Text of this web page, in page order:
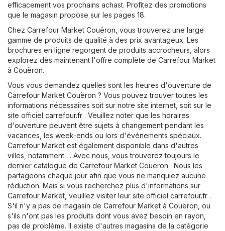
efficacement vos prochains achast. Profitez des promotions
que le magasin propose sur les pages 18.
Chez Carrefour Market Couëron, vous trouverez une large
gamme de produits de qualité à des prix avantageux. Les
brochures en ligne regorgent de produits accrocheurs, alors
explorez dès maintenant l'offre complète de Carrefour Market
à Couëron.
Vous vous demandez quelles sont les heures d'ouverture de
Carrefour Market Couëron ? Vous pouvez trouver toutes les
informations nécessaires soit sur notre site internet, soit sur le
site officiel carrefour.fr . Veuillez noter que les horaires
d'ouverture peuvent être sujets à changement pendant les
vacances, les week-ends ou lors d'événements spéciaux.
Carrefour Market est également disponible dans d'autres
villes, notamment : . Avec nous, vous trouverez toujours le
dernier catalogue de Carrefour Market Couëron . Nous les
partageons chaque jour afin que vous ne manquiez aucune
réduction. Mais si vous recherchez plus d'informations sur
Carrefour Market, veuillez visiter leur site officiel carrefour.fr .
S'il n'y a pas de magasin de Carrefour Market à Couëron, ou
s'ils n'ont pas les produits dont vous avez besoin en rayon,
pas de problème. Il existe d'autres magasins de la catégorie